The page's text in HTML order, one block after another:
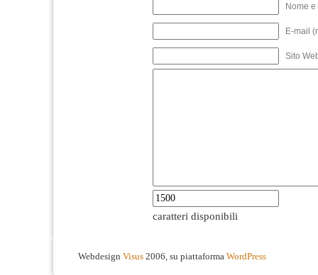
Nome
E-mail
Sito
caratteri disponibili
Webdesign Visus 2006, su piattaforma WordPress